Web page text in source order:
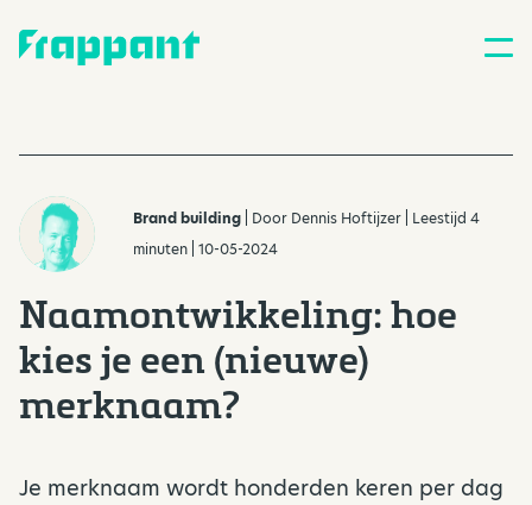
Brand building | Door Dennis Hoftijzer | Leestijd 4
minuten | 10-05-2024
Naamontwikkeling: hoe
kies je een (nieuwe)
merknaam?
Je merknaam wordt honderden keren per dag